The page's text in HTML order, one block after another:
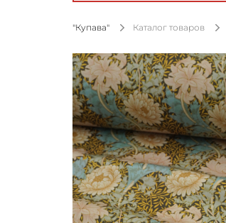
"Купава" Каталог товаров